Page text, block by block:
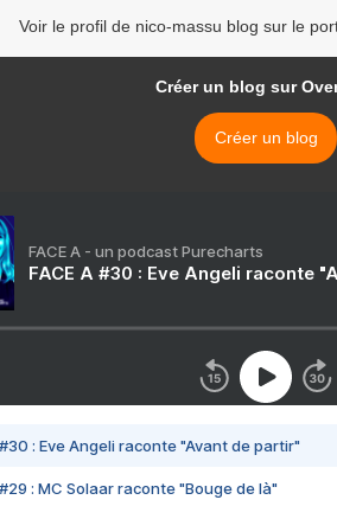
Voir le profil de nico-massu blog sur le
Créer un blog sur
Créer un blog
FACE A - un podcast Purecharts
FACE A #30 : Eve Angeli raconte
#30 : Eve Angeli raconte "Avant de partir"
#29 : MC Solaar raconte "Bouge de là"